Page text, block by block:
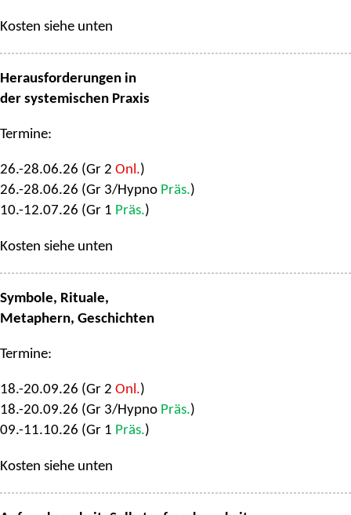
Kosten siehe unten
Herausforderungen in
der systemischen Praxis
Termine:
26.-28.06.26 (Gr 2 Onl.)
26.-28.06.26 (Gr 3/Hypno Präs.)
10.-12.07.26 (Gr 1 Präs.)
Kosten siehe unten
Symbole, Rituale,
Metaphern, Geschichten
Termine:
18.-20.09.26 (Gr 2 Onl.)
18.-20.09.26 (Gr 3/Hypno Präs.)
09.-11.10.26 (Gr 1 Präs.)
Kosten siehe unten